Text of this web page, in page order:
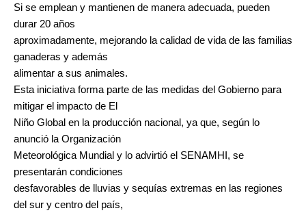
Si se emplean y mantienen de manera adecuada, pueden
durar 20 años
aproximadamente, mejorando la calidad de vida de las familias
ganaderas y además
alimentar a sus animales.
Esta iniciativa forma parte de las medidas del Gobierno para
mitigar el impacto de El
Niño Global en la producción nacional, ya que, según lo
anunció la Organización
Meteorológica Mundial y lo advirtió el SENAMHI, se
presentarán condiciones
desfavorables de lluvias y sequías extremas en las regiones
del sur y centro del país,